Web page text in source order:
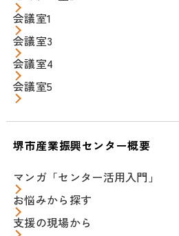
会議室1
会議室3
会議室4
会議室5
堺市産業振興センター概要
マンガ「センター活用入門」
お悩みから探す
支援の現場から